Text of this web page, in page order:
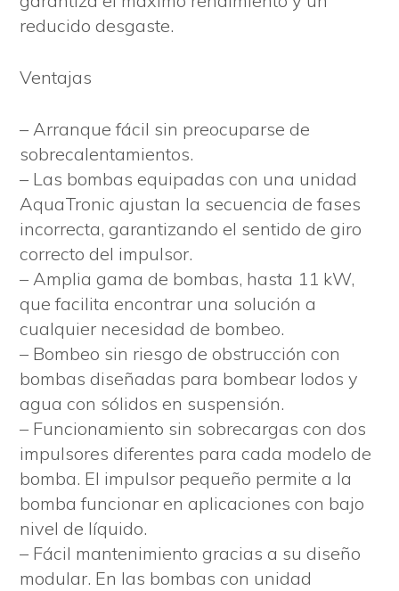
reducido desgaste.
Ventajas
– Arranque fácil sin preocuparse de
sobrecalentamientos.
– Las bombas equipadas con una unidad
AquaTronic ajustan la secuencia de fases
incorrecta, garantizando el sentido de giro
correcto del impulsor.
– Amplia gama de bombas, hasta 11 kW,
que facilita encontrar una solución a
cualquier necesidad de bombeo.
– Bombeo sin riesgo de obstrucción con
bombas diseñadas para bombear lodos y
agua con sólidos en suspensión.
– Funcionamiento sin sobrecargas con dos
impulsores diferentes para cada modelo de
bomba. El impulsor pequeño permite a la
bomba funcionar en aplicaciones con bajo
nivel de líquido.
– Fácil mantenimiento gracias a su diseño
modular. En las bombas con unidad